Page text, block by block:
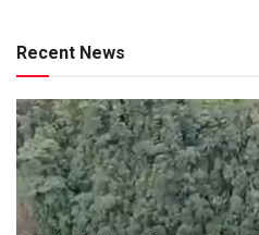
Recent News